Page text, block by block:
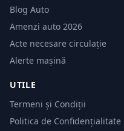
Blog Auto
Amenzi auto 2026
Acte necesare circulație
Alerte mașină
UTILE
Termeni și Condiții
Politica de Confidențialitate